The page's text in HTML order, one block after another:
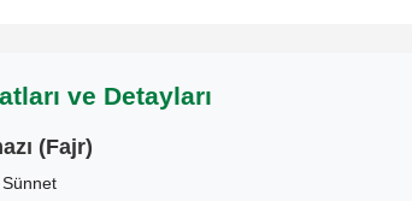
ve Detayları
(Fajr)